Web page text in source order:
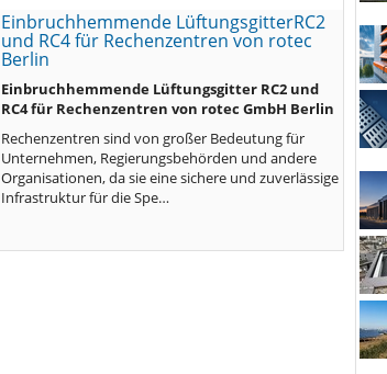
Einbruchhemmende LüftungsgitterRC2
und RC4 für Rechenzentren von rotec
Berlin
Einbruchhemmende Lüftungsgitter RC2 und
RC4 für Rechenzentren von rotec GmbH Berlin
Rechenzentren sind von großer Bedeutung für
Unternehmen, Regierungsbehörden und andere
Organisationen, da sie eine sichere und zuverlässige
Infrastruktur für die Spe…